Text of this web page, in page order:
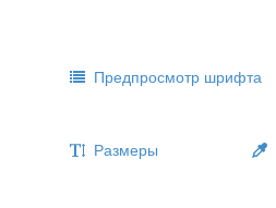
Предпросмотр шрифта
Размеры